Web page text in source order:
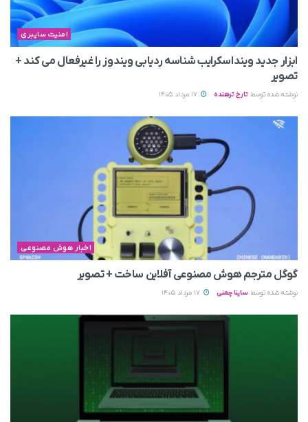
امنیت سایبری
ابزار جدید وینداسکرایب شناسه ردیابی ویندوز را غیرفعال می‌ کند +
تصویر
نوشته شده توسط تارخ ترهنده
اخبار هوش مصنوعی
گوگل مترجم هوش مصنوعی آفلاین ساخت + تصویر
نوشته شده توسط ساینا چمنی